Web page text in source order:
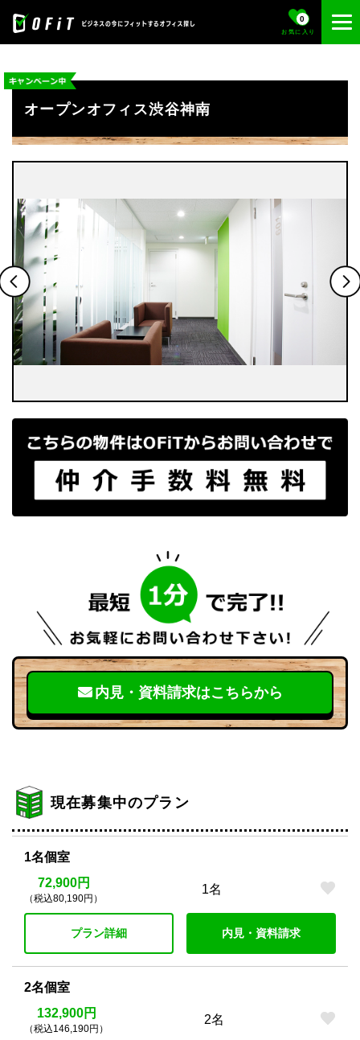
お気に入り
0
オープンオフィス渋谷神南
内見・資料請求はこちらから
現在募集中のプラン
1名個室
72,900円
（税込80,190円）
1名
プラン詳細 内見・資料請求
2名個室
132,900円
（税込146,190円）
2名